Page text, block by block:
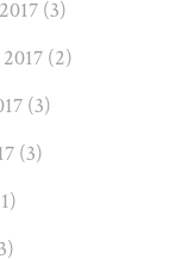
(3)
(2)
(3)
(3)